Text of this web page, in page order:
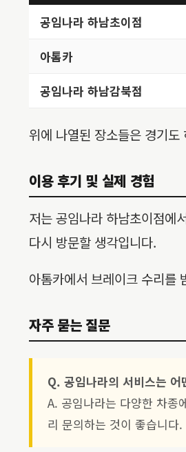
공임나라 하남초이점
아톰카
공임나라 하남감북점
위에 나열된 장소들은 경기
이용 후기 및 실제 경험
저는 공임나라 하남초이점에
다시 방문할 생각입니다.
아톰카에서 브레이크 수리를
자주 묻는 질문
Q. 공임나라의 서비스는 어
A. 공임나라는 다양한 차종
리 문의하는 것이 좋습니다.